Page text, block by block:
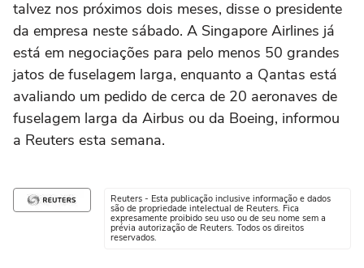
talvez nos próximos dois meses, disse o presidente
da empresa neste sábado. A Singapore Airlines já
está em negociações para pelo menos 50 grandes
jatos de fuselagem larga, enquanto a Qantas está
avaliando um pedido de cerca de 20 aeronaves de
fuselagem larga da Airbus ou da Boeing, informou
a Reuters esta semana.
Reuters - Esta publicação inclusive informação e dados
são de propriedade intelectual de Reuters. Fica
expresamente proibido seu uso ou de seu nome sem a
prévia autorização de Reuters. Todos os direitos
reservados.